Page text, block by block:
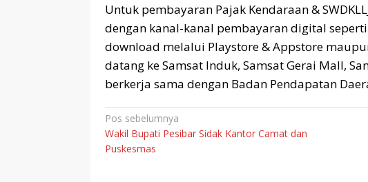
Untuk pembayaran Pajak Kendaraan &
dengan kanal-kanal pembayaran digital
download melalui Playstore & Appstore
datang ke Samsat Induk, Samsat Gerai Mall,
berkerja sama dengan Badan Pendapatan
Navigasi
pos
Pos sebelumnya
Wakil Bupati Pesibar Sidak Kantor Camat dan
Puskesmas